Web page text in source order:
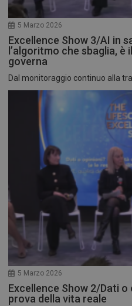
5 Marzo 2026
Excellence Show 3/AI in
l’algoritmo che sbaglia, è
governa
Dal monitoraggio continuo alla
5 Marzo 2026
Excellence Show 2/Dati
prova della vita reale